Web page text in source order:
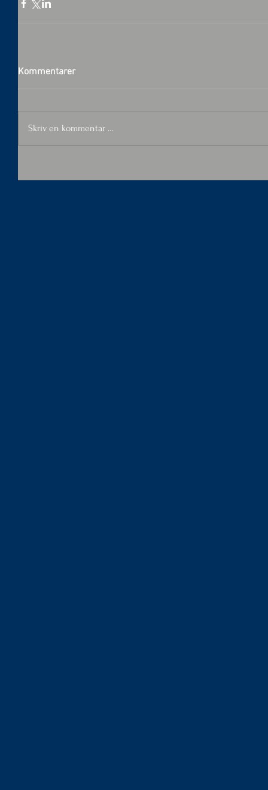
Kommentarer
Skriv en kommentar …